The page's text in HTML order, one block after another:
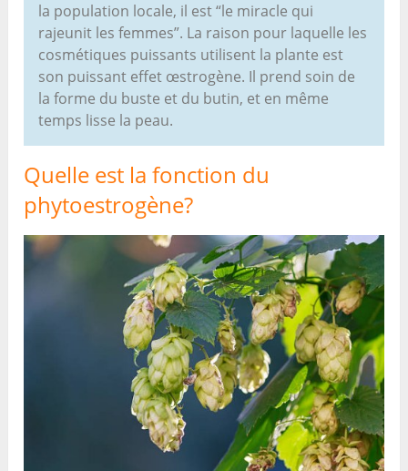
la population locale, il est “le miracle qui
rajeunit les femmes”. La raison pour laquelle les
cosmétiques puissants utilisent la plante est
son puissant effet œstrogène. Il prend soin de
la forme du buste et du butin, et en même
temps lisse la peau.
Quelle est la fonction du
phytoestrogène?